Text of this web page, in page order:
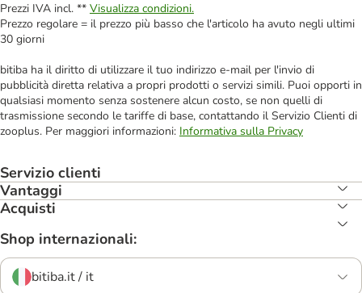
Prezzi IVA incl. ** Visualizza condizioni.
Prezzo regolare = il prezzo più basso che l'articolo ha avuto negli ultimi
30 giorni
bitiba ha il diritto di utilizzare il tuo indirizzo e-mail per l'invio di
pubblicità diretta relativa a propri prodotti o servizi simili. Puoi opporti in
qualsiasi momento senza sostenere alcun costo, se non quelli di
trasmissione secondo le tariffe di base, contattando il Servizio Clienti di
zooplus. Per maggiori informazioni: Informativa sulla Privacy
Servizio clienti
Vantaggi
Acquisti
Shop internazionali:
bitiba.it / it